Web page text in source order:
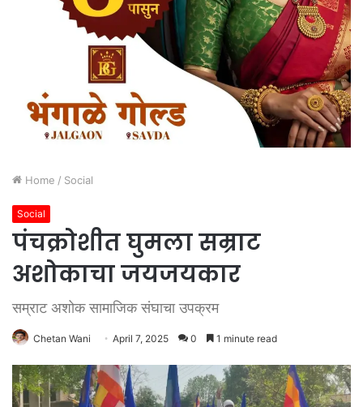
Home / Social
Social
पंचक्रोशीत घुमला सम्राट
अशोकाचा जयजयकार
सम्राट अशोक सामाजिक संघाचा उपक्रम
Chetan Wani April 7, 2025 0 1 minute read